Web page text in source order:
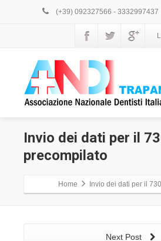
(+39) 092327566 - 3332997437
Invio dei dati per il
precompilato
Home Invio dei dati per il
Next Post